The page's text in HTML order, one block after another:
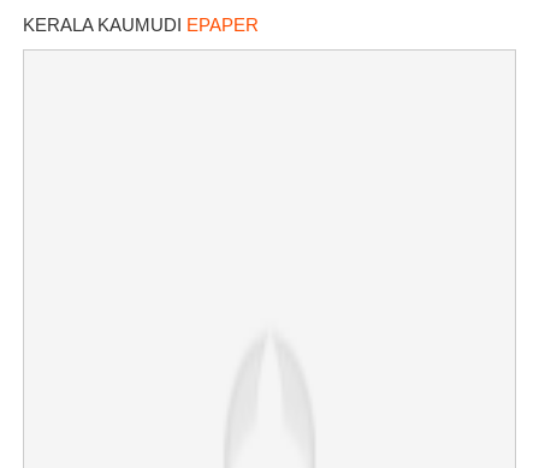
KERALA KAUMUDI EPAPER